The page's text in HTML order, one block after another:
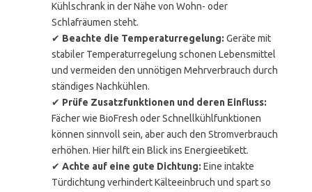
Kühlschrank in der Nähe von Wohn- oder
Schlafräumen steht.
✔ Beachte die Temperaturregelung: Geräte mit
stabiler Temperaturregelung schonen Lebensmittel
und vermeiden den unnötigen Mehrverbrauch durch
ständiges Nachkühlen.
✔ Prüfe Zusatzfunktionen und deren Einfluss:
Fächer wie BioFresh oder Schnellkühlfunktionen
können sinnvoll sein, aber auch den Stromverbrauch
erhöhen. Hier hilft ein Blick ins Energieetikett.
✔ Achte auf eine gute Dichtung: Eine intakte
Türdichtung verhindert Kälteeinbruch und spart so